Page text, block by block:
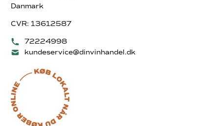
Danmark
CVR: 13612587
72224998
kundeservice@dinvinhandel.dk